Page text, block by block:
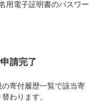
用電子証明書のパスワー
請完了
寄付履歴一覧で該当寄
わります。